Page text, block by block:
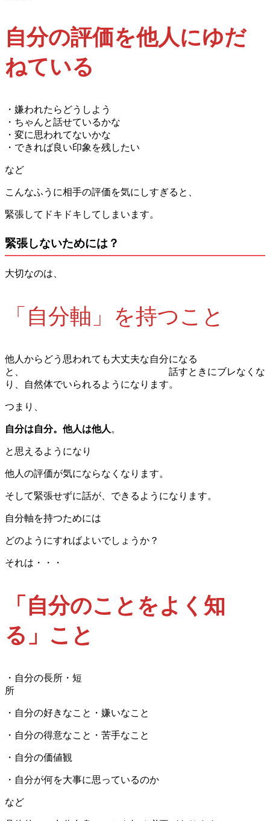
自分の評価を他人にゆだ
ねている
・嫌われたらどうしよう
・ちゃんと話せているかな
・変に思われてないかな
・できれば良い印象を残したい
など
こんなふうに相手の評価を気にしすぎると、
緊張してドキドキしてしまいます。
緊張しないためには？
大切なのは、
「自分軸」を持つこと
他人からどう思われても大丈夫な自分になる
と、 話すときにブレなくな
り、自然体でいられるようになります。
つまり、
自分は自分。他人は他人 。
と思えるようになり
他人の評価が気にならなくなります。
そして緊張せずに話が、できるようになります。
自分軸を持つためには
どのようにすればよいでしょうか？
それは・・・
「自分のことをよく知
る」こと
・自分の長所・短
所
・自分の好きなこと・嫌いなこと
・自分の得意なこと・苦手なこと
・自分の価値観
・自分が何を大事に思っているのか
など